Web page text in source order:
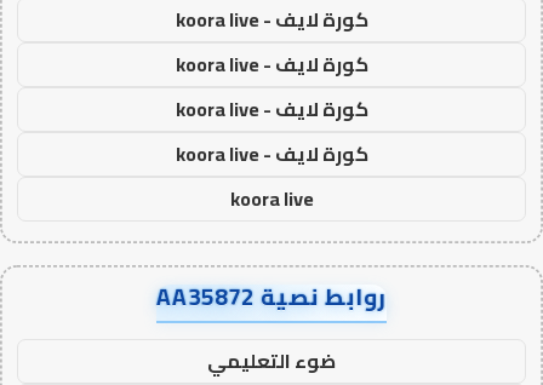
كورة لايف - koora live
كورة لايف - koora live
كورة لايف - koora live
كورة لايف - koora live
koora live
روابط نصية AA35872
ضوء التعليمي